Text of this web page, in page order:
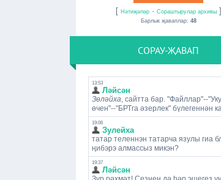
[ Нәтиҗәләр· Сораштырулар архивы]
Барлык җаваплар: 48
СОРАУ-ҖАВАП